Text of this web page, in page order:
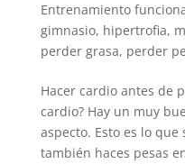
Entrenamiento
gimnasio, hipertrofia,
perder grasa, perder
Hacer cardio antes de
cardio? Hay un muy
aspecto. Esto es lo
también haces pesas